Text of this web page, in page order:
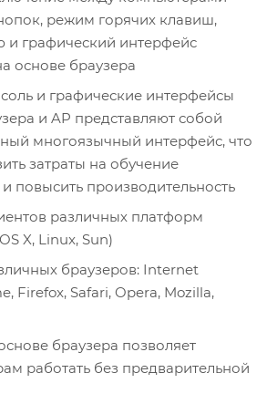
режим горячих клавиш,
и графический интерфейс
основе браузера
и графические интерфейсы
и AP представляют собой
многоязычный интерфейс, что
затраты на обучение
повысить производительность
различных платформ
X, Linux, Sun)
браузеров: Internet
Firefox, Safari, Opera, Mozilla,
браузера позволяет
работать без предварительной